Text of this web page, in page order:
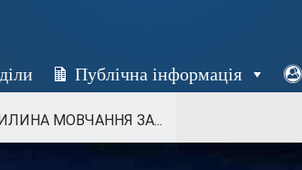
Публічна інформація
МОВЧАННЯ ЗА...